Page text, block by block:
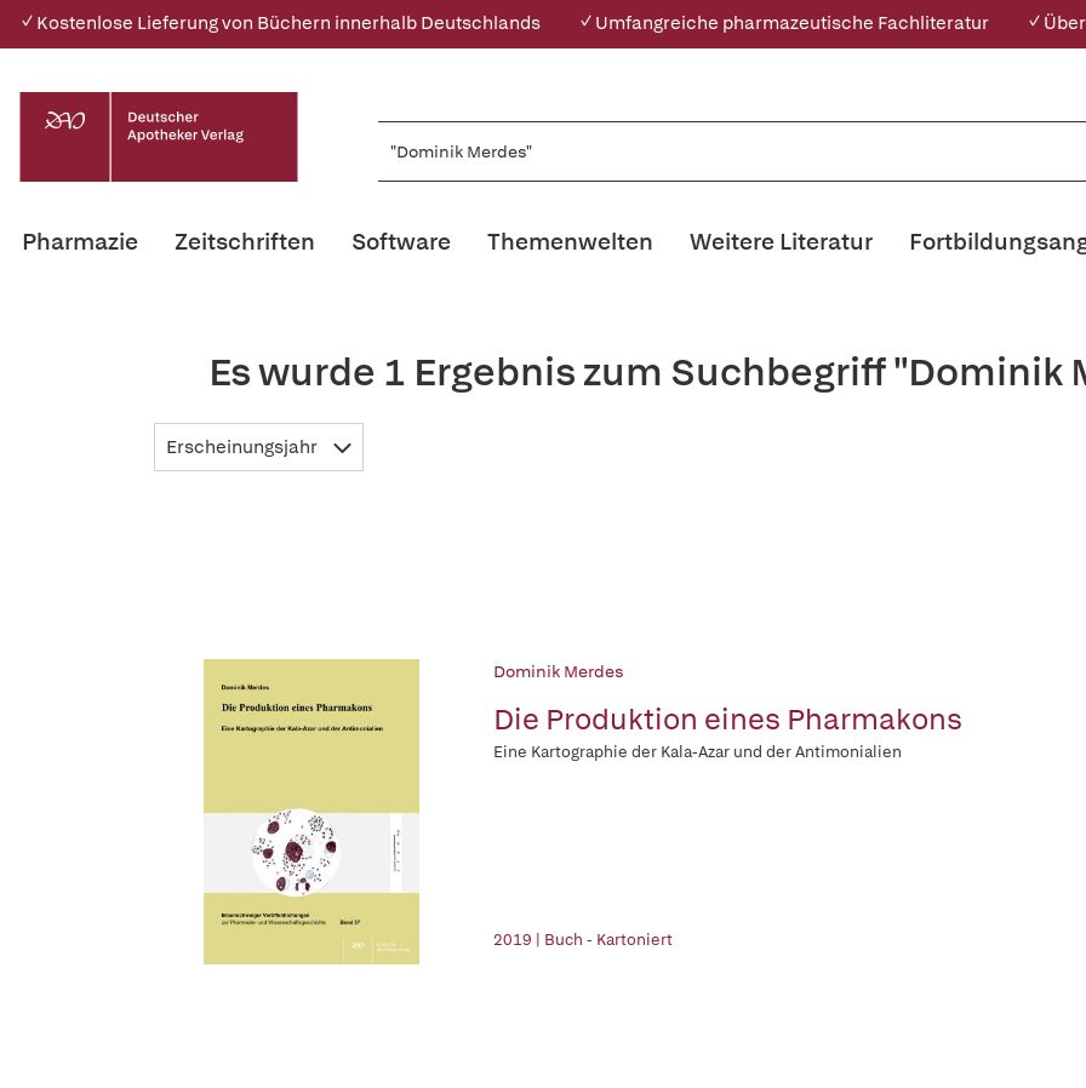
✓ Kostenlose Lieferung von Büchern innerhalb Deutschlands ✓ Umfangreiche pharmazeutische Fachliteratur ✓
Pharmazie Zeitschriften Software Themenwelten Weitere Literatur
Es wurde 1 Ergebnis zum Suchbegriff "Dominik
Erscheinungsjahr
Dominik Merdes
Die Produktion eines Pharmakons
Eine Kartographie der Kala-Azar und der Antimonialien
2019 | Buch - Kartoniert